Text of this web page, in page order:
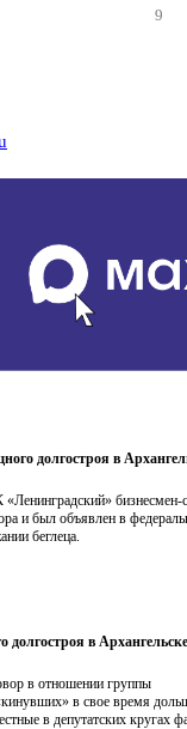
9
долгостроя в
бизнесмен-
и был объявлен в
беглеца.
в
в отношении группы
в свое время
в депутатских кругах